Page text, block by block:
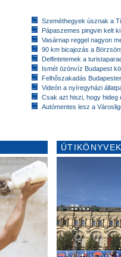
Szeméthegyek úsznak a
Pápaszemes pingvin kelt
Vasárnap reggel nagyon
90 km bicajozás a
Delfintetemek a
Ismét özönvíz Budapest
Felhőszakadás
Videón a nyíregyházi
Csak azt hiszi, hogy hideg
Autómentes lesz a